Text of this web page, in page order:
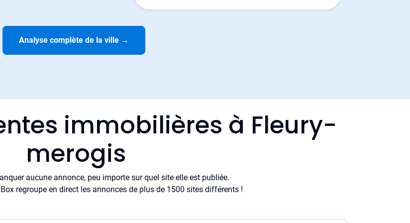
Analyse complète de la ville →
immobilières à Fleury-
merogis
aucune annonce, peu importe sur quel site elle est publiée.
regroupe en direct les annonces de plus de 1500 sites différents !